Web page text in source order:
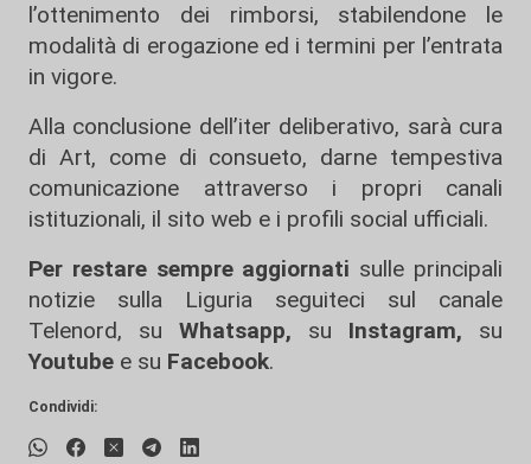
l’ottenimento dei rimborsi, stabilendone le
modalità di erogazione ed i termini per l’entrata
in vigore.
Alla conclusione dell’iter deliberativo, sarà cura
di Art, come di consueto, darne tempestiva
comunicazione attraverso i propri canali
istituzionali, il sito web e i profili social ufficiali.
Per restare sempre aggiornati sulle principali
notizie sulla Liguria seguiteci sul canale
Telenord, su
Whatsapp, su Instagram, su
Youtube e su Facebook.
Condividi: